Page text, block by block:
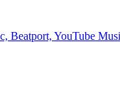
YouTube